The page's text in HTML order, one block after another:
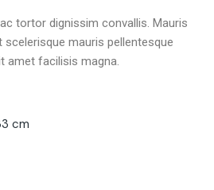
tortor dignissim convallis. Mauris
scelerisque mauris pellentesque
amet facilisis magna.
cm